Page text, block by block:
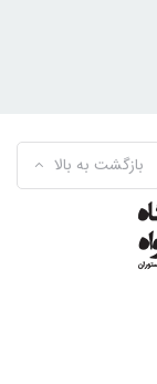
بازگشت به بالا